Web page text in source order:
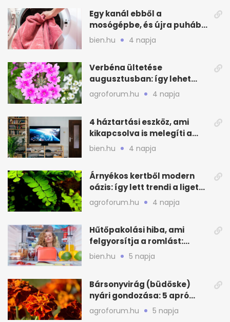
Egy kanál ebből a
mosógépbe, és újra puhább
lesz a törölköző
bien.hu 4 napja
Verbéna ültetése
augusztusban: így lehet
még idén virágos a kert
agroforum.hu 4 napja
4 háztartási eszköz, ami
kikapcsolva is melegíti a
lakást
bien.hu 4 napja
Árnyékos kertből modern
oázis: így lett trendi a ligetes
zöld
agroforum.hu 4 napja
Hűtőpakolási hiba, ami
felgyorsítja a romlást:
zónákra figyelj
bien.hu 5 napja
Bársonyvirág (büdöske)
nyári gondozása: 5 apró
lépés a dús virágzásért
agroforum.hu 5 napja